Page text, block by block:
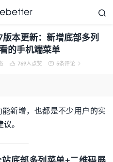
主题,

本更新：新增底部多列
的手机端菜单
 769人点赞  5条评论 
能新增，也都是不少用户的实
。